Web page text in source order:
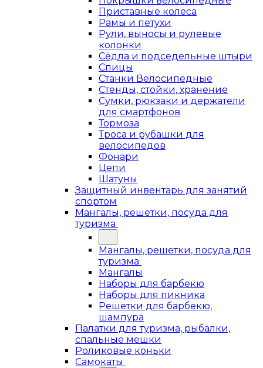
Приставные колёса
Рамы и петухи
Рули, выносы и рулевые
колонки
Сёдла и подседельные штыри
Спицы
Станки Велосипедные
Стенды, стойки, хранение
Сумки, рюкзаки и держатели
для смартфонов
Тормоза
Троса и рубашки для
велосипедов
Фонари
Цепи
Шатуны
Защитный инвентарь для занятий
спортом
Мангалы, решетки, посуда для
туризма
Мангалы, решетки, посуда для
туризма
Мангалы
Наборы для барбекю
Наборы для пикника
Решетки для барбекю,
шампура
Палатки для туризма, рыбалки,
спальные мешки
Роликовые коньки
Самокаты